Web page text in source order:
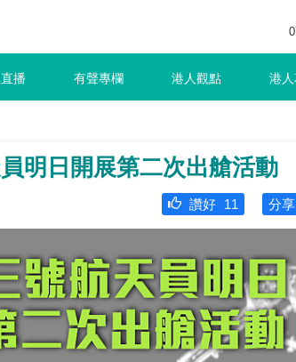
播 有聲專欄 港人觀點 港
明日開展第二次出艙活動
分享
讚好 11